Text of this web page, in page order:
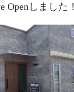
Openしました！